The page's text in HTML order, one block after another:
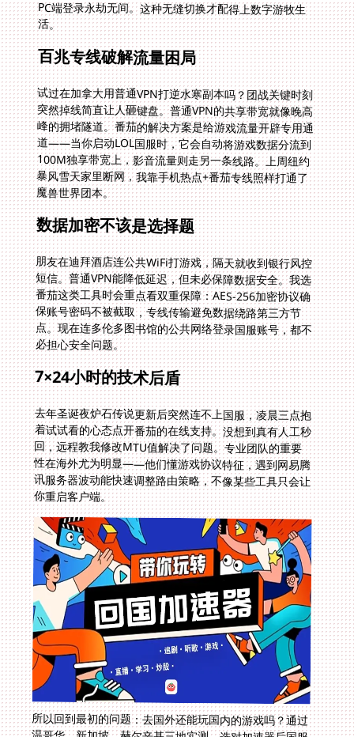
活。
百兆专线破解流量困局
试过在加拿大用普通VPN打逆水寒副本吗？团战关键时刻
突然掉线简直让人砸键盘。普通VPN的共享带宽就像晚高
峰的拥堵隧道。番茄的解决方案是给游戏流量开辟专用通
道——当你启动LOL国服时，它会自动将游戏数据分流到
100M独享带宽上，影音流量则走另一条线路。上周纽约
暴风雪天家里断网，我靠手机热点+番茄专线照样打通了
魔兽世界团本。
数据加密不该是选择题
朋友在迪拜酒店连公共WiFi打游戏，隔天就收到银行风控
短信。普通VPN能降低延迟，但未必保障数据安全。我选
番茄这类工具时会重点看双重保障：AES-256加密协议确
保账号密码不被截取，专线传输避免数据绕路第三方节
点。现在连多伦多图书馆的公共网络登录国服账号，都不
必担心安全问题。
7×24小时的技术后盾
去年圣诞夜炉石传说更新后突然连不上国服，凌晨三点抱
着试试看的心态点开番茄的在线支持。没想到真有人工秒
回，远程教我修改MTU值解决了问题。专业团队的重要
性在海外尤为明显——他们懂游戏协议特征，遇到网易腾
讯服务器波动能快速调整路由策略，不像某些工具只会让
你重启客户端。
所以回到最初的问题：去国外还能玩国内的游戏吗？通过
温哥华、新加坡、赫尔辛基三地实测，选对加速器后国服
延迟能压到80ms内。关键在于避开那些只有基础功能的
工具，选择具备精准线路推荐、全平台兼容、独享带宽的
系统化方案。下次当你在地球另一端收到兄弟的吃鸡组队